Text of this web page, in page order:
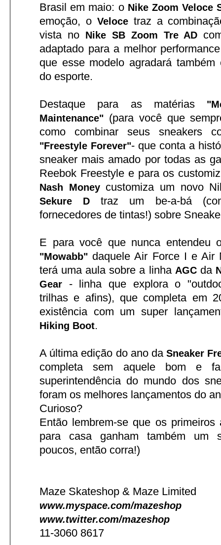
Brasil em maio: o Nike Zoom Veloce
emoção, o Velocetraz a
vista no Nike SB Zoom Tre AD
adaptado para a melhor
que esse modelo agradará também
do esporte.
Destaque para as matérias
Maintenance" (para você que
como combinar seus sneakers
"Freestyle Forever"- que conta a
sneaker mais amado por todas as
Reebok Freestyle e para os
Nash Moneycustomiza um novo
Sekure D traz um be-a-bá
fornecedores de tintas!) sobre
E para você que nunca entendeu
"Mowabb" daquele Air Force I e Air
terá uma aula sobre a linha AGCda
Gear - linha que explora o
trilhas e afins), que completa em
existência com um super
Hiking Boot.
A última edição do ano daSneaker
completa sem aquele bom e
superintendência do mundo dos
foram os melhores lançamentos do
Curioso?
Então lembrem-se que os
para casa ganham também um
poucos, então corra!)
Maze Skateshop & Maze Limited
www.myspace.com/mazeshop
www.twitter.com/mazeshop
11-3060 8617